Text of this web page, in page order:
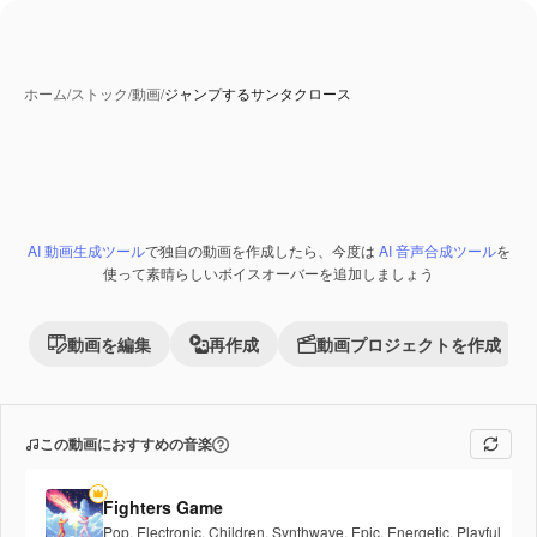
ホーム/ストック/動画/ジャンプするサンタクロース
AI 動画生成ツールで独自の動画を作成したら、今度は AI 音声合成ツールを
使って素晴らしいボイスオーバーを追加しましょう
動画を編集 再作成 動画プロジェクトを作成
この動画におすすめの音楽
Fighters Game
Pop, Electronic, Children, Synthwave, Epic, Energetic, Playful